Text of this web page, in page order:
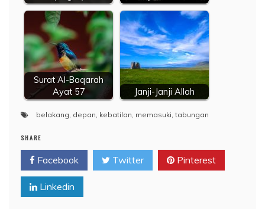
Surat Al-Baqarah
Ayat 57
Janji-Janji Allah
belakang, depan, kebatilan, memasuki,tabungan
SHARE
Facebook Twitter Pinterest
Linkedin